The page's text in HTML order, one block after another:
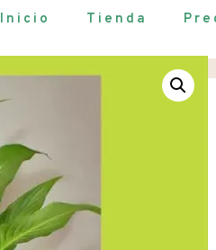
Inicio Tienda